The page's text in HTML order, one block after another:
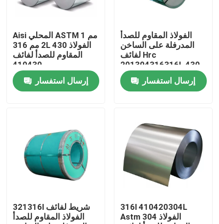
إتصال
المنتجات
أنبوب دائري من الفولاذ المقاوم للصدأ
أنبوب مربع SS
قطاع الفولاذ المقاوم للصدأ
Aisi المحلي ASTM 1 مم
2 مم 316L 430 الفولاذ
المقاوم للصدأ لفائف
410430
إرسال استفسار
الفولاذ المقاوم للصدأ
المدرفلة على الساخن
لفائف Hrc
201304316316L 430
لحام Ss لفائف 304
إرسال استفسار
321316l شريط لفائف
الفولاذ المقاوم للصدأ
316l 410420304L
Astm 304 الفولاذ